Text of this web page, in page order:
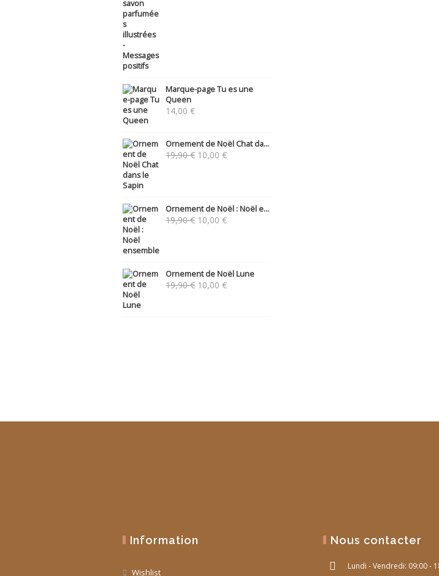
Marque-page Tu es une
Queen
14,00 €
Ornement de Noël Chat da...
19,90€ Le
10,00 €Le
Ornement de Noël : Noël e...
19,90€ Le
10,00 €Le
Ornement de Noël Lune
19,90€ Le
10,00 €Le
Information
Wishlist
Nous contacter
Lundi - Vendredi: 09:00 -